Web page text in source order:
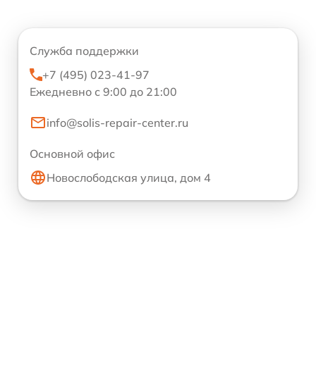
Служба поддержки
+7 (495) 023-41-97
Ежедневно с 9:00 до 21:00
info@solis-repair-center.ru
Основной офис
Новослободская улица, дом 4